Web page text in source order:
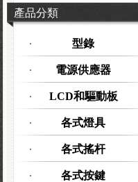
產品分類
型錄
電源供應器
LCD和驅動板
各式燈具
各式搖杆
各式按鍵